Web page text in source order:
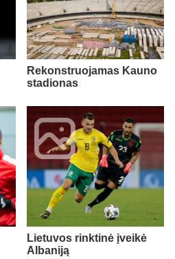
Rekonstruojamas Kauno
stadionas
Lietuvos rinktinė įveikė
Albaniją